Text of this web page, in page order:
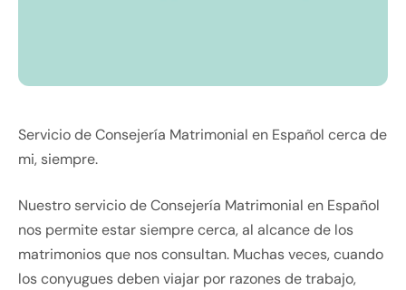
Servicio de Consejería Matrimonial en Español cerca de
mi, siempre.
Nuestro servicio de Consejería Matrimonial en Español
nos permite estar siempre cerca, al alcance de los
matrimonios que nos consultan. Muchas veces, cuando
los conyugues deben viajar por razones de trabajo,